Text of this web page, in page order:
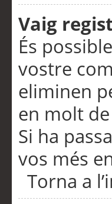
Vaig
És
vostre
eliminen
en molt
Si ha
vos més
Torna a